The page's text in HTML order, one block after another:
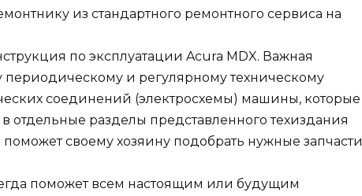
из стандартного ремонтного сервиса на
по эксплуатации Acura MDX. Важная
и регулярному техническому
соединений (электросхемы) машины, которые
разделы представленного техиздания
своему хозяину подобрать нужные запчасти
поможет всем настоящим или будущим